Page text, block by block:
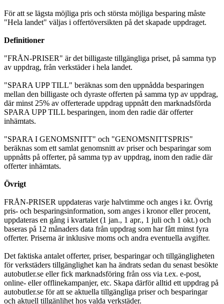
För att se lägsta möjliga pris och största möjliga besparing måste
"Hela landet" väljas i offertöversikten på det skapade uppdraget.
Definitioner
"FRÅN-PRISER" är det billigaste tillgängliga priset, på samma typ
av uppdrag, från verkstäder i hela landet.
"SPARA UPP TILL" beräknas som den uppnådda besparingen
mellan den billigaste och dyraste offerten på samma typ av uppdrag,
där minst 25% av offerterade uppdrag uppnått den marknadsförda
SPARA UPP TILL besparingen, inom den radie där offerter
inhämtats.
"SPARA I GENOMSNITT" och "GENOMSNITTSPRIS"
beräknas som ett samlat genomsnitt av priser och besparingar som
uppnåtts på offerter, på samma typ av uppdrag, inom den radie där
offerter inhämtats.
Övrigt
FRÅN-PRISER uppdateras varje halvtimme och anges i kr. Övrig
pris- och besparingsinformation, som anges i kronor eller procent,
uppdateras en gång i kvartalet (1 jan., 1 apr., 1 juli och 1 okt.) och
baseras på 12 månaders data från uppdrag som har fått minst fyra
offerter. Priserna är inklusive moms och andra eventuella avgifter.
Det faktiska antalet offerter, priser, besparingar och tillgängligheten
för verkstäders tillgänglighet kan ha ändrats sedan du senast besökte
autobutler.se eller fick marknadsföring från oss via t.ex. e-post,
online- eller offlinekampanjer, etc. Skapa därför alltid ett uppdrag på
autobutler.se för att se aktuella tillgängliga priser och besparingar
och aktuell tillgänlihet hos valda verkstäder.